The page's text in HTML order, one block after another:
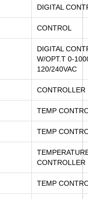
DIGITAL
CONTROL
DIGITAL
W/OPT.T 0-
120/240VAC
CONTROLLER
TEMP
TEMP
CONTROLLER
TEMP